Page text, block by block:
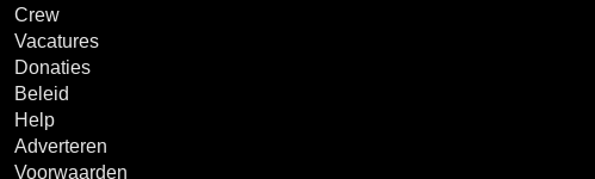
Crew
Vacatures
Donaties
Beleid
Help
Adverteren
Voorwaarden